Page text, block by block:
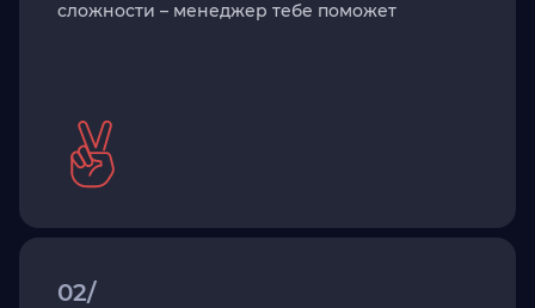
сложности – менеджер тебе поможет
02/